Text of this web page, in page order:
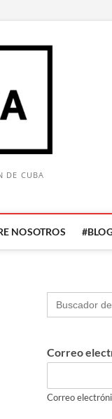
DE CUBA
NOSOTROS
Buscar:
Correo
Correo